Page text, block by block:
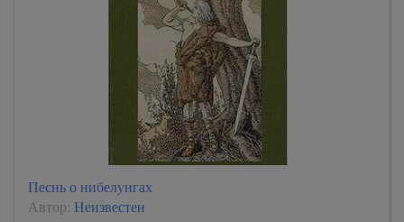
Песнь о нибелунгах
Автор: Неизвестен